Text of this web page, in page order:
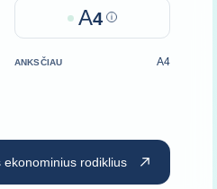
A4 Help
ANKSČIAU A4
rodiklius